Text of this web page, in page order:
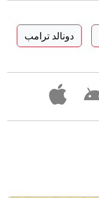
دونالد ترامب